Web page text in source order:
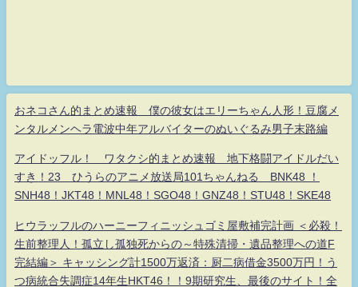
おネコさん的まとめ速報 僕の彼女はエリーちゃん人形！豆腐メ
ンタルメンヘラ電波中年アルバイターのぬいぐるみ男子末路編
アイドッフル！ ワタクシ的まとめ速報 地下格闘アイドルだい
すき！23 ひうらのアニメ放送局101ちゃんねる BNK48 ！
SNH48！JKT48！MNL48！SGO48！GNZ48！STU48！SKE48
ヒウラッフルのハーニーフィニッシュゴミ屋敷補完計画 ＜必殺！
生前整理人！孤立し孤独死からの～特殊清掃・遺品整理への道F
完結編＞ キャッシング計1500万返済：厨二病借金3500万円！う
つ病統合失調症14年生HKT46！！9期研究生、最後のサイト！全